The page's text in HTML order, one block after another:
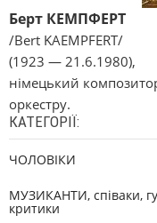
Берт КЕМПФЕРТ
/Bert KAEMPFERT/
(1923 — 21.6.1980),
німецький
оркестру.
КАТЕГОРІЇ:
ЧОЛОВІКИ
МУЗИКАНТИ, співаки,
критики